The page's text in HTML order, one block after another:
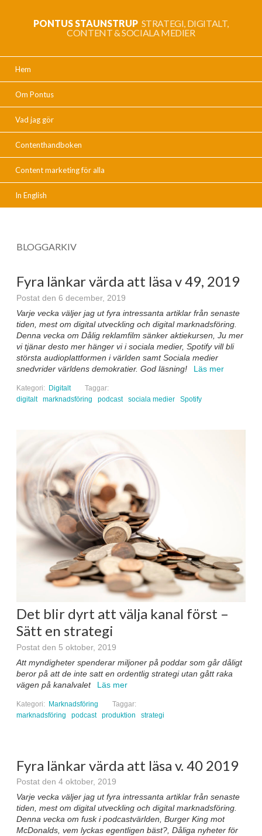
PONTUS STAUNSTRUP STRATEGI, DIGITALT,
CONTENT & SOCIALA MEDIER
Hem
Om Pontus
Vad jag gör
Contenthandboken
Content marketing för alla
In English
BLOGGARKIV
Fyra länkar värda att läsa v 49, 2019
Postat den 6 december, 2019
Varje vecka väljer jag ut fyra intressanta artiklar från senaste
tiden, mest om digital utveckling och digital marknadsföring.
Denna vecka om Dålig reklamfilm sänker aktiekursen, Ju mer
vi tjänar desto mer hänger vi i sociala medier, Spotify vill bli
största audioplattformen i världen samt Sociala medier
snedvrider världens demokratier. God läsning! Läs mer
Kategori: Digitalt
Taggar:
digitalt
marknadsföring podcast sociala medier Spotify
Det blir dyrt att välja kanal först –
Sätt en strategi
Postat den 5 oktober, 2019
Att myndigheter spenderar miljoner på poddar som går dåligt
beror på att de inte satt en ordentlig strategi utan gått raka
vägen på kanalvalet
Läs mer
Kategori: Marknadsföring
Taggar:
marknadsföring
podcast produktion strategi
Fyra länkar värda att läsa v. 40 2019
Postat den 4 oktober, 2019
Varje vecka väljer jag ut fyra intressanta artiklar från senaste
tiden, mest om digital utveckling och digital marknadsföring.
Denna vecka om fusk i podcastvärlden, Burger King mot
McDonalds, vem lyckas egentligen bäst?, Dåliga nyheter för